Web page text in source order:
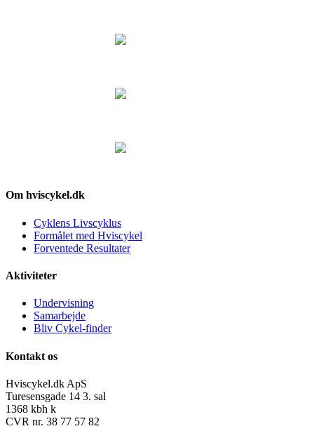
Om hviscykel.dk
Cyklens Livscyklus
Formålet med Hviscykel
Forventede Resultater
Aktiviteter
Undervisning
Samarbejde
Bliv Cykel-finder
Kontakt os
Hviscykel.dk ApS
Turesensgade 14 3. sal
1368 kbh k
CVR nr. 38 77 57 82